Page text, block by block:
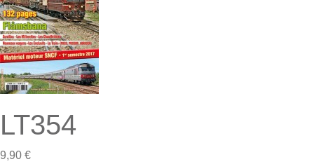
LT354
9,90 €